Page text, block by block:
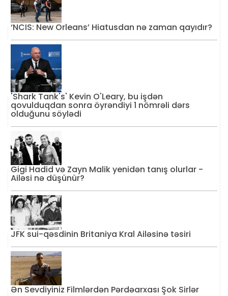
‘NCIS: New Orleans’ Hiatusdan nə zaman qayıdır?
'Shark Tank's' Kevin O'Leary, bu işdən
qovulduqdan sonra öyrəndiyi 1 nömrəli dərs
olduğunu söylədi
Gigi Hadid və Zayn Malik yenidən tanış olurlar -
Ailəsi nə düşünür?
JFK sui-qəsdinin Britaniya Kral Ailəsinə təsiri
Ən Sevdiyiniz Filmlərdən Pərdəarxası Şok Sirlər